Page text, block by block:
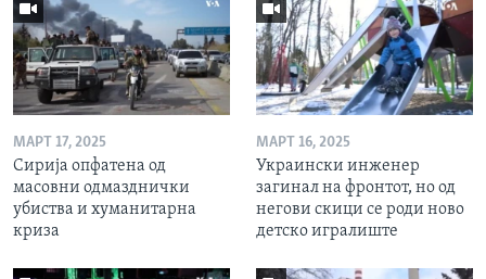
МАРТ 17, 2025
Сирија опфатена од
масовни одмазднички
убиства и хуманитарна
криза
МАРТ 16, 2025
Украински инженер
загинал на фронтот, но од
негови скици се роди ново
детско игралиште